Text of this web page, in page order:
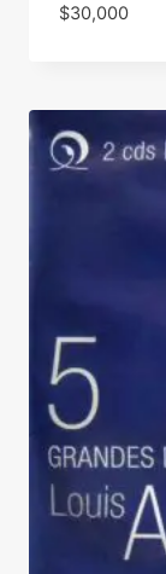
$30,000